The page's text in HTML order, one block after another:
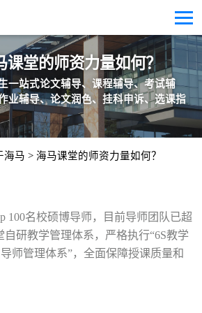
课堂的师资力量如何？
一站式论文辅导、课程辅导、考试辅
业辅导、论文润色、挂科申诉、选课指
海马 > 海马课堂的师资力量如何？
100名校硕博导师，目前导师团队已超
自研教学管理体系，严格执行“6S教学
师管理体系”，全面保障授课质量和